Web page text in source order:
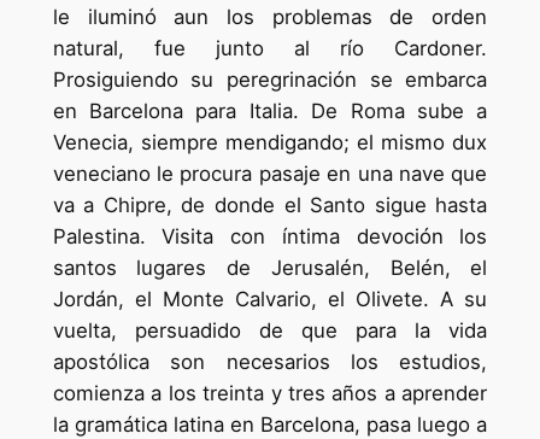
le iluminó aun los problemas de orden
natural, fue junto al río Cardoner.
Prosiguiendo su peregrinación se embarca
en Barcelona para Italia. De Roma sube a
Venecia, siempre mendigando; el mismo dux
veneciano le procura pasaje en una nave que
va a Chipre, de donde el Santo sigue hasta
Palestina. Visita con íntima devoción los
santos lugares de Jerusalén, Belén, el
Jordán, el Monte Calvario, el Olivete. A su
vuelta, persuadido de que para la vida
apostólica son necesarios los estudios,
comienza a los treinta y tres años a aprender
la gramática latina en Barcelona, pasa luego a